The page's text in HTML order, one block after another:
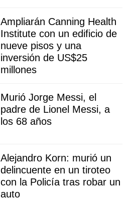
Ampliarán Canning Health
Institute con un edificio de
nueve pisos y una
inversión de US$25
millones
Murió Jorge Messi, el
padre de Lionel Messi, a
los 68 años
Alejandro Korn: murió un
delincuente en un tiroteo
con la Policía tras robar un
auto